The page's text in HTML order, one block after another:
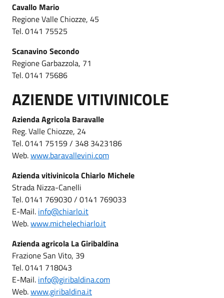
Cavallo Mario
Regione Valle Chiozze, 45
Tel. 0141 75525
Scanavino Secondo
Regione Garbazzola, 71
Tel. 0141 75686
AZIENDE VITIVINICOLE
Azienda Agricola Baravalle
Reg. Valle Chiozze, 24
Tel. 0141 75159 / 348 3423186
Web.www.baravallevini.com
Azienda vitivinicola Chiarlo Michele
Strada Nizza-Canelli
Tel. 0141 769030 / 0141 769033
E-Mail. info@chiarlo.it
Web.www.michelechiarlo.it
Azienda agricola La Giribaldina
Frazione San Vito, 39
Tel. 0141 718043
E-Mail. info@giribaldina.com
Web.www.giribaldina.it